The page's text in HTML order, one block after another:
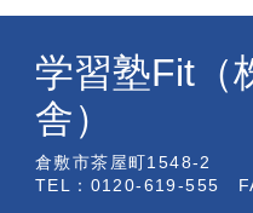
学習塾Fit
舎）
倉敷市茶屋町1548-2
TEL：0120-619-555